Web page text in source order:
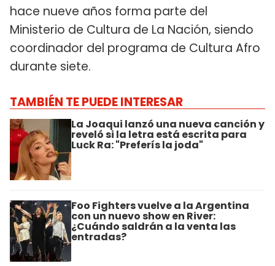
hace nueve años forma parte del
Ministerio de Cultura de La Nación, siendo
coordinador del programa de Cultura Afro
durante siete.
TAMBIÉN TE PUEDE INTERESAR
La Joaqui lanzó una nueva canción y
reveló si la letra está escrita para
Luck Ra: "Preferís la joda"
Foo Fighters vuelve a la Argentina
con un nuevo show en River:
¿Cuándo saldrán a la venta las
entradas?